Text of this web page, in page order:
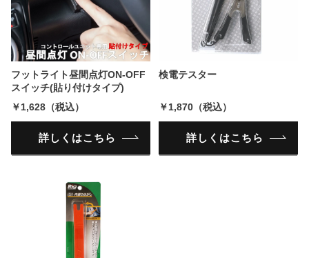
フットライト昼間点灯ON-OFF
スイッチ(貼り付けタイプ)
￥1,628（税込）
詳しくはこちら
検電テスター
￥1,870（税込）
詳しくはこちら